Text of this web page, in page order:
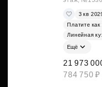
3 кв
Платите как
Линейная
Ещё
21 973
784 750 ₽